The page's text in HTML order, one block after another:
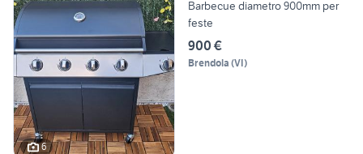
6
Barbecue diametro 900mm per
feste
900 €
Brendola (VI)